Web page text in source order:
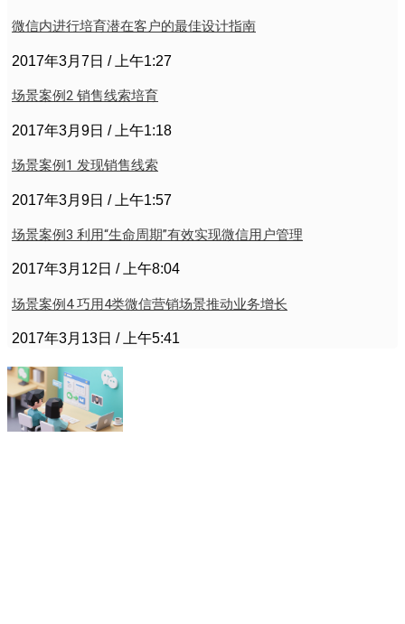
微信内进行培育潜在客户的最佳设计指南
2017年3月7日 上午1:27
场景案例2 销售线索培育
2017年3月9日 上午1:18
场景案例1 发现销售线索
2017年3月9日 上午1:57
场景案例3 利用“生命周期”有效实现微信用户管理
2017年3月12日 上午8:04
场景案例4 巧用4类微信营销场景推动业务增长
2017年3月13日 上午5:41